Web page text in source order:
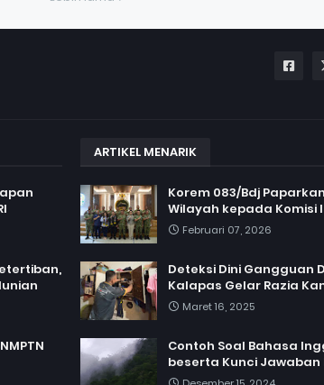
ARTIKEL MENARIK
Korem 083/Bdj
Wilayah kepada Komisi I
Februari 07, 2026
Deteksi Dini Gangguan
Kalapas Gelar Razia
Maret 16, 2025
Contoh Soal Bahasa
beserta Kunci Jawaban